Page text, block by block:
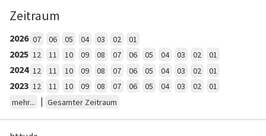
Zeitraum
2026 07 06 05 04 03 02 01
2025 12 11 10 09 08 07 06 05 04 03 02 01
2024 12 11 10 09 08 07 06 05 04 03 02 01
2023 12 11 10 09 08 07 06 05 04 03 02
01
mehr...
| Gesamter Zeitraum